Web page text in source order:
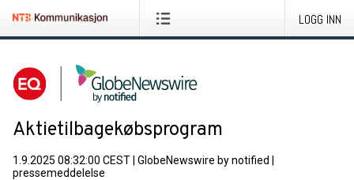
LOGG INN
Aktietilbagekøbsprogram
1.9.2025 08:32:00 CEST GlobeNewswire by notified
pressemeddelelse